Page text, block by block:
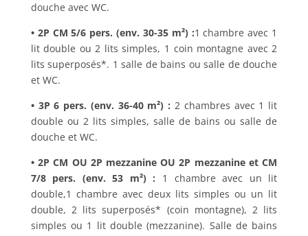
douche avec WC.
• 2P CM 5/6 pers. (env. 30-35 m²) :1 chambre avec 1
lit double ou 2 lits simples, 1 coin montagne avec 2
lits superposés*. 1 salle de bains ou salle de douche
et WC.
• 3P 6 pers. (env. 36-40 m²) :2 chambres avec 1 lit
double ou 2 lits simples, salle de bains ou salle de
douche et WC.
• 2P CM OU 2P mezzanine OU 2P mezzanine et CM
7/8 pers. (env. 53 m²) : 1 chambre avec un lit
double,1 chambre avec deux lits simples ou un lit
double, 2 lits superposés* (coin montagne), 2 lits
simples ou 1 lit double (mezzanine). Salle de bains